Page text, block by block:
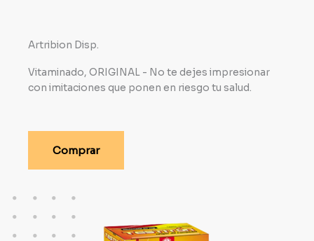
Artribion Disp.
Vitaminado, ORIGINAL - No te dejes impresionar
con imitaciones que ponen en riesgo tu salud.
Comprar